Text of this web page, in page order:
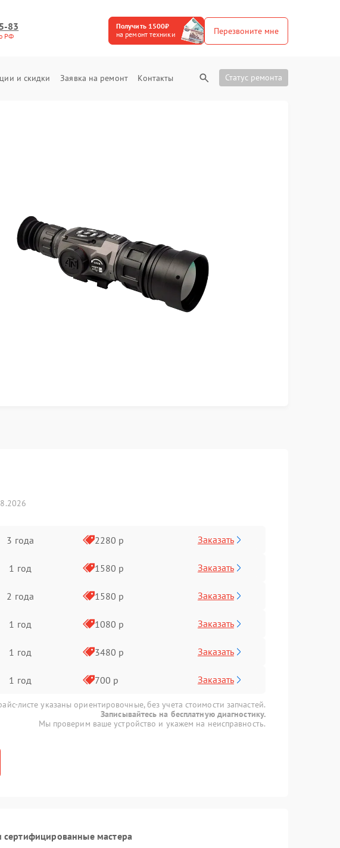
83
РФ
Получить 1500₽
на ремонт техники
Перезвоните мне
и скидки Заявка на ремонт Контакты Статус ремонта
3 года 2280 р Заказать
1 год 1580 р Заказать
2 года 1580 р Заказать
1 год 1080 р Заказать
1 год 3480 р Заказать
1 год 700 р Заказать
листе указаны ориентировочные, без учета стоимости запчастей.
Записывайтесь на бесплатную диагностику.
Мы проверим ваше устройство и укажем на неисправность.
сертифицированные мастера